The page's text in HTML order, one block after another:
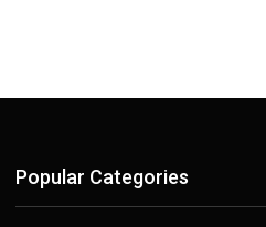
Popular Categories